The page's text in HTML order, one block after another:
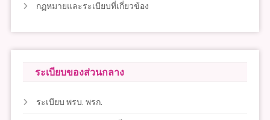
กฏหมายและระเบียบที่เกี่ยวข้อง
ระเบียบของส่วนกลาง
ระเบียบ พรบ. พรก.